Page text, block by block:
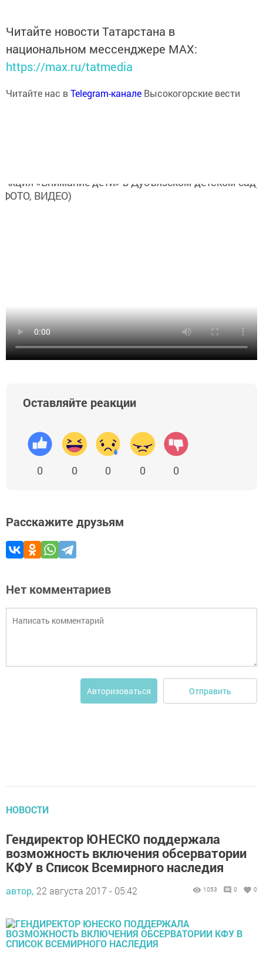
Читайте новости Татарстана в
национальном мессенджере MАХ:
https://max.ru/tatmedia
Читайте нас вTelegram-канале Высокогорские вести
Оставляйте реакции
0 0 0 0 0
Расскажите друзьям
Нет комментариев
Авторизоваться Отправить
НОВОСТИ
Гендиректор ЮНЕСКО поддержала
возможность включения обсерватории
КФУ в Список Всемирного наследия
автор, 22 августа 2017 - 05:42 1053 0 0